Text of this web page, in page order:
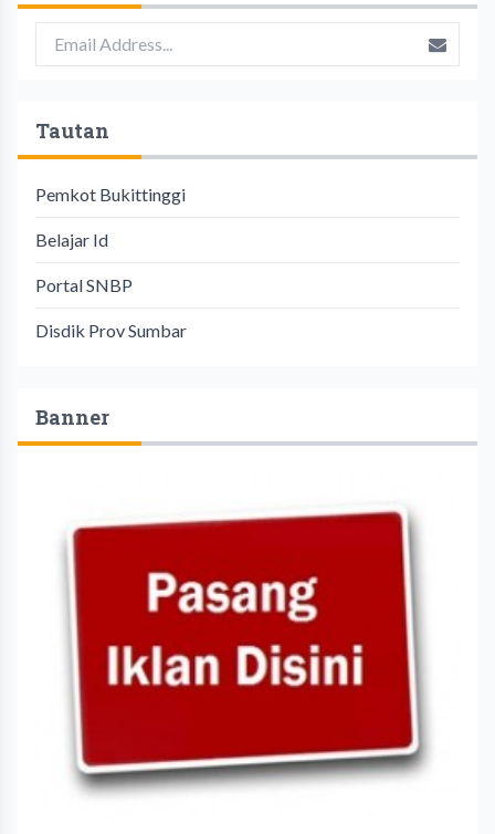
Tautan
Pemkot Bukittinggi
Belajar Id
Portal SNBP
Disdik Prov Sumbar
Banner